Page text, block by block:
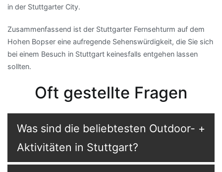
in der Stuttgarter City.
Zusammenfassend ist der Stuttgarter Fernsehturm auf dem
Hohen Bopser eine aufregende Sehenswürdigkeit, die Sie sich
bei einem Besuch in Stuttgart keinesfalls entgehen lassen
sollten.
Oft gestellte Fragen
Was sind die beliebtesten Outdoor-
Aktivitäten in Stuttgart?